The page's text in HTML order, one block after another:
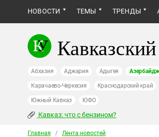
НОВОСТИ ТЕМЫ ТРЕНДЫ
Абхазия Аджария Адыгея
Карачаево-Черкесия Краснодарский край
Южный Кавказ ЮФО
Кавказ: что с бензином?
Главная / Лента новостей